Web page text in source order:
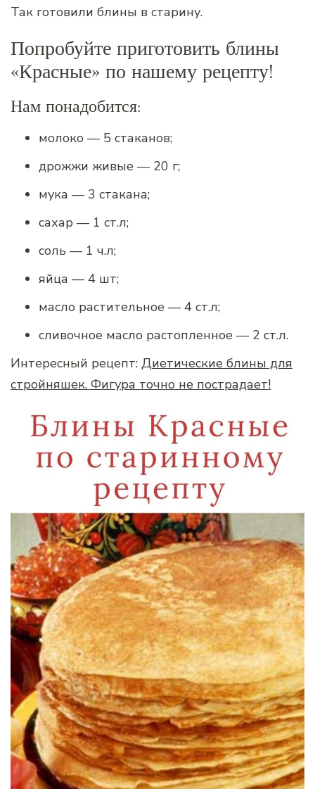
Так готовили блины в старину.
Попробуйте приготовить блины
«Красные» по нашему рецепту!
Нам понадобится:
молоко — 5 стаканов;
дрожжи живые — 20 г;
мука — 3 стакана;
сахар — 1 ст.л;
соль — 1 ч.л;
яйца — 4 шт;
масло растительное — 4 ст.л;
сливочное масло растопленное — 2 ст.л.
Интересный рецепт: Диетические блины для
стройняшек. Фигура точно не пострадает!